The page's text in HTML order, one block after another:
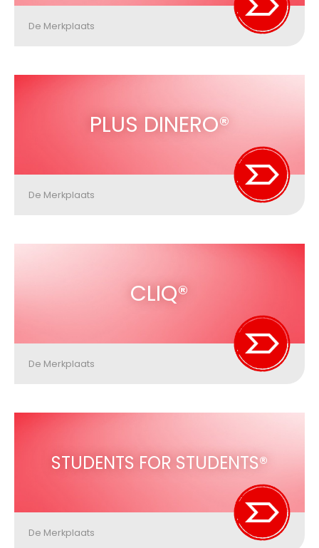
De Merkplaats
PLUS DINERO®
De Merkplaats
CLIQ®
De Merkplaats
STUDENTS FOR STUDENTS®
De Merkplaats